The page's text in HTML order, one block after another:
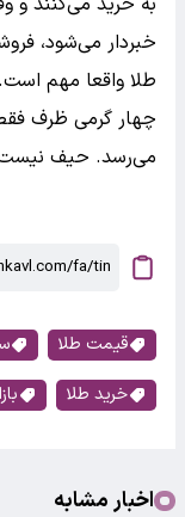
خبردار می‌شود،
طلا واقعا مهم
می‌رسد. حیف
قیمت طلا
خرید طلا
اخبار مشابه